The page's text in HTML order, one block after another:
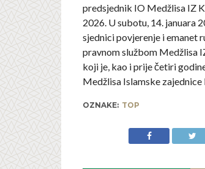
predsjednik IO Medžlisa IZ
2026. U subotu, 14. januara
sjednici povjerenje i emanet
pravnom službom Medžlisa
koji je, kao i prije četiri
Medžlisa Islamske zajednice
OZNAKE: TOP